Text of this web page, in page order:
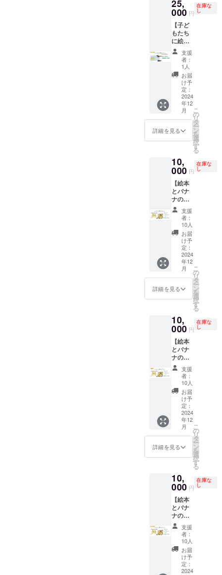
ング 終
了後に
るた
め、お
届けは
2024年
12月の
予定で
す。 ※
リター
ン価格
は、一
般販売
価格
(2500円
税別を
持ちを
のせて
いただ
く応援
価格で
す。
カード
につい
て ・ ぽ
こぽこ
バナナ
プロ
ジェク
トに参
加して
いる子
どもた
ちが、
規格外
バラン
ゴンバ
ナナの
皮を混
紙を
作って
くれま
した。
その紙
に感謝
のメッ
セージ
スタン
プを押
した支
援者の
方だけ
にお届
けする
特別な
カード
カード
の大き
ハガキ
サイズ
の1/2程
度で
す。 ※
絵本と
バナナ
は発送
元が異
なりま
すの
で、
別々の
お届け
クリッ
クポス
ト（ポ
ストに
投函す
る日本
郵便の
サービ
ス）
で、バ
ナナは
宅急便
ありま
す。 ・
可食部
は平均
して重
量の6～
7割程度
になる
と思わ
れま
す。 ※
規格外
バラン
ゴンバ
ナナの
お届け
は、
2024年
予定で
す。バ
ナナは
生もの
ですの
で、お
届け日
は別途
ご相談
させて
いただ
きま
す。 ※
お届け
時期の
希望が
ある方
は「備
入くだ
さい。
（2024
年11月
から
2025年
3月まで
の期間
から
「〇月
の△
週」の
ように
週でご
指定い
ただけ
ます）
せんの
でご注
さい。
ジャパ
ン 製
造所：
（株）
珈琲実
験室
無燻
蒸、防
腐剤不
使用
・マス
コバド
糖かり
んとう
原材
料名：
黒砂糖
（マス
糖）、
小麦粉
（国産
100％）
、植物
油脂
（こめ
油）、
酵母
内容
量：80g
/ 袋 保
存方
法：直
射日
光、高
温多湿
をさけ
て保存
ださい
販売
者：
（株）
オル
ター・
トレー
ド・
ジャパ
ン 製
造所：
中谷製
菓株式
会社 ※
原材料
及び添
加物等
の食品
商品の
ラベル
に表記
されま
す。
商品開
封前に
は必ず
お届け
のリ
ターン
に貼付
された
10月01
日から
2025年
9月30日
まで ・
実施日
程：有
効期限
内で個
別に調
整させ
ていた
だきま
す ・出
張
先 ：
原則東
京都内
都以外
の地域
の方は
ご相談
くださ
い。）
※ キッ
チン
カーの
進入・
駐車に
問題の
ない場
所に限
りま
す。
備考欄
に呼ん
でくだ
所をご
記入く
ださ
い。 ※
建物内
キッチ
ンス
ペース
を利用
しての
提供も
可能で
す。
備考欄
にてそ
の旨を
お伝え
くださ
ゴンバ
ナナ
ジュー
スは牛
乳を使
用しま
す。 ※
アレル
ギーな
ど心配
される
方は事
前にご
ク
ショッ
プにつ
いて ・
有効期
限：
2024年
10月01
日から
2025年
9月30日
まで ・
実施日
程：有
効期限
別に調
整させ
だきま
す ・開
催時
間：
10:00か
ら17:00
まで
（この
時間内
で調整
しま
す） ・
所要時
間：1時
間30
分〜2時
間程度
・参加
人数：
名まで
※ 30
名以上
を希望
される
場合は
別途相
談くだ
さい ・
東京都
以外で
のワー
ショッ
プは、
交通費
やスケ
ジュー
ルご相
え、で
きる限
り対応
したい
と考え
ていま
す。ご
相談く
ださ
い。 ・
ワーク
ショッ
プの内
プの開
催 ・感
謝の気
持ちを
込めた
お礼の
メール
▼ワー
ショッ
プにつ
いて ・
有効期
限：
日から
2025年
9月30日
実施日
程：有
効期限
内で個
別に調
整させ
ていた
だきま
す ・開
催時
間：
10:00か
ら21:00
まで
（この
で調整
しま
所要時
間：1時
間〜1時
間30分
程度 ・
参加人
数：最
大30名
まで
※ 30名
以上を
希望さ
れる場
合は別
途相談
くださ
い。 ・
ワーク
ショッ
Web会
議サー
ビス
Zoom
Meeting
s で行
いま
す。 ・
時間帯
は10
時〜21
時の間
での開
ます。
・NPO
法人
APLA
が、
2011年
の震災
以降、
「福島
の子ど
もたち
に届け
よう・
バナナ
募金」
て、バ
ランゴ
けてき
た福島
県内の
幼稚
園・保
育園 ・
ぽこぽ
こバナ
ナプロ
ジェク
トに参
加し、
規格外
バラン
購入し
てくだ
園・保
育園な
どの施
設 ▼寄
贈まで
のスケ
ジュー
ルにつ
いて
2024年
11月：
絵本印
刷・製
各施設
にお届
日の確
認 2024
年12
月：各
施設へ
絵本を
発送
当リ
ターン
支援者
へ寄贈
がりの
ある施
贈しま
す。 ＜
リター
ン内容
＞ ・絵
本３冊
分の寄
贈 ・感
謝の気
持ちを
込めた
お礼の
メール
・寄贈
▼寄贈
先につ
いて ・
ぽこぽ
こバナ
ナプロ
ジェク
トに積
極的に
参加し
てい
る、労
働者協
同組合
の運営
育園、
学童ク
設 ▼寄
贈まで
のスケ
ジュー
ルにつ
いて
2024年
11月：
絵本印
刷・製
各施設
日の確
認 2024
施設へ
絵本を
発送
当リ
ターン
支援者
へ寄贈
のご報
贈先に
室」の
暮らす
和歌山
県那智
勝浦町
の保育
所・学
童保育
所に絵
本を寄
贈しま
す。 ・
那智勝
浦町の
子ども
たちに
絵本を
くださ
る方向
ターン
です。
・本リ
ターン
に5名以
上の支
援をし
ていた
だけれ
ば全13
箇所の
施設に1
冊以上
の寄贈
す。 ・
施設数
よりも
寄贈冊
数が多
くなっ
た場合
には子
どもの
人数の
多い施
設に複
数冊の
寄贈を
する予
す。 ＜
リター
本3冊分
の寄贈
・感謝
の気持
ちを込
めたお
礼の
メール
・寄贈
先のご
報告
メール
25,
000 円
在庫な
し
【子ど
もたち
に絵本
を贈る
プラ
ン】\\琴
浦町編
＠鳥取
県東伯
郡// たく
さんの
ご支援
をいた
だいて
いるの
広げて
追加し
まし
た！ ・
子ども
たちに
絵本を
寄贈し
たいと
思って
くださ
る方向
けのリ
ターン
です。
・絵本
『バナ
NPO法
人APLA
がりの
ある施
設に寄
贈しま
す。 ＜
リター
ン内容
＞ ・絵
本7冊分
の寄贈
・感謝
の気持
ちを込
めたお
先のご
報告
メール
▼寄贈
先につ
いて ・
ぽこぽ
こバナ
ナプロ
ジェク
トに地
域で積
支援
者：
1人
お届
け予
定：
2024
年12
月
詳細を見る
こ
の
リ
タ
ー
ン
を
選
択
す
る
10,
000 円
在庫な
し
【絵本
とバナ
ナの
セッ
ト】 \\バ
ナナの
皮で
作った
メッ
セージ
カード
付き// ・
絵本を
読みた
い、同
ンバナ
ナを食
べてみ
たいと
思って
くださ
る方向
けのリ
ターン
です。
・絵本
一冊
と、正
規品
（絵本
ではバ
ナナの
バナナ
をセッ
てお届
けしま
す。 ・
絵本を
読む
と、
きっ
と、
「バラ
支援
者：
10人
お届
け予
定：
2024
年12
月
詳細を見る
こ
の
リ
タ
ー
ン
を
選
択
す
る
10,
000 円
在庫な
し
【絵本
とバナ
ナの
セッ
ト】 \\バ
ナナの
皮で
作った
メッ
セージ
カード
付き// 好
評につ
き完売
したの
た！ ・
絵本を
読みた
い、同
時にバ
ランゴ
ンバナ
ナを食
べてみ
たいと
思って
くださ
る方向
支援
者：
10人
お届
け予
定：
2024
年12
月
詳細を見る
こ
の
リ
タ
ー
ン
を
選
択
す
る
10,
000 円
在庫な
し
【絵本
とバナ
ナの
セッ
ト】 \\バ
ナナの
皮で
作った
メッ
セージ
支援
者：
10人
お届
け予
定：
2024